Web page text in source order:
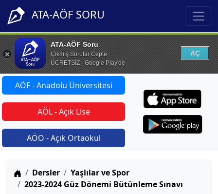
ATA-AÖF SORU
ATA-AÖF Soru
Çıkmış Sorular Cepte
ÜCRETSİZ - Google Play'de
AÇ
AÖF - Anadolu Üniversitesi
AÖL - Açık Lise
AÖO - Açık Ortaokul
Anasayfa
Dersler
Yaşlılar ve Spor
2023-2024 Güz Dönemi Bütünleme Sınavı